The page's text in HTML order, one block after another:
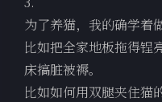
为了养猫，我的确学着
比如把全家地板拖得锃
床搞脏被褥。
比如如何用双腿夹住猫